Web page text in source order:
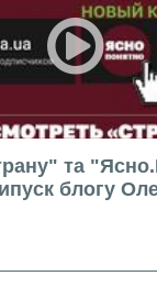
та
блогу